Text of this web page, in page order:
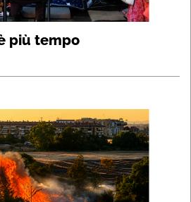
più tempo